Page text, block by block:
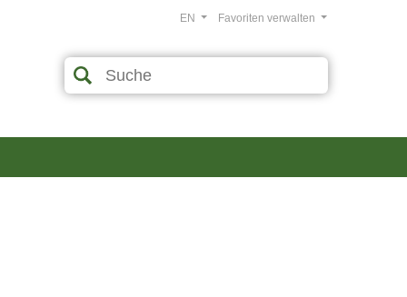
Favoriten verwalten
EN